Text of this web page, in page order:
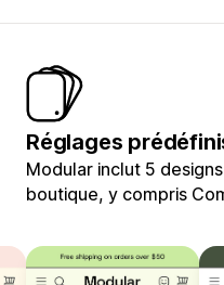
Réglages
Modular inclut 5
boutique, y compris